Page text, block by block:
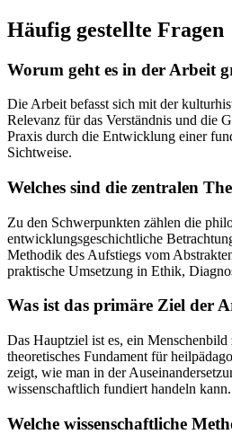
Häufig gestellte Fragen
Worum geht es in der Arbeit
Die Arbeit befasst sich mit der
Relevanz für das Verständnis und die
Praxis durch die Entwicklung einer
Sichtweise.
Welches sind die zentralen
Zu den Schwerpunkten zählen die
entwicklungsgeschichtliche
Methodik des Aufstiegs vom
praktische Umsetzung in Ethik,
Was ist das primäre Ziel der
Das Hauptziel ist es, ein Menschenbild
theoretisches Fundament für
zeigt, wie man in der
wissenschaftlich fundiert handeln kann.
Welche wissenschaftliche